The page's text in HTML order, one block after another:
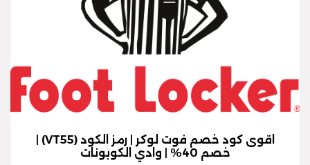
اقوى كود خصم فوت لوكر | رمز الكود (VT55) |
خصم 40% | وادي الكوبونات